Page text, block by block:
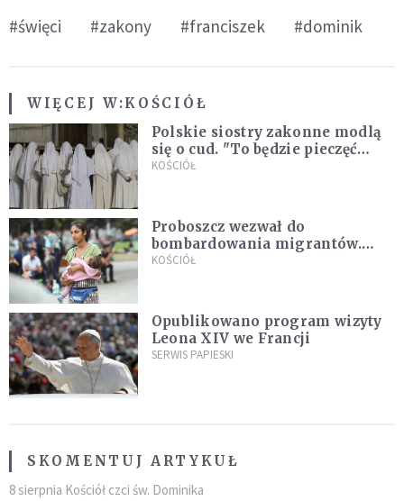
#święci #zakony #franciszek #dominik
WIĘCEJ W:KOŚCIÓŁ
Polskie siostry zakonne modlą
się o cud. "To będzie pieczęć
Pana Boga dla naszej wiary"
KOŚCIÓŁ
Proboszcz wezwał do
bombardowania migrantów.
"Masowy ogień przeciwko
KOŚCIÓŁ
Opublikowano program wizyty
Leona XIV we Francji
SERWIS PAPIESKI
SKOMENTUJ ARTYKUŁ
8 sierpnia Kościół czci św. Dominika